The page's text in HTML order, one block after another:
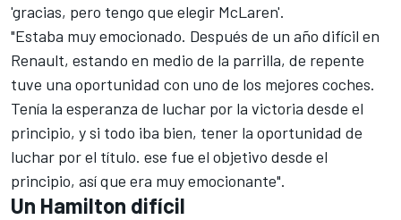
'gracias, pero tengo que elegir McLaren'.
"Estaba muy emocionado. Después de un año difícil en
Renault, estando en medio de la parrilla, de repente
tuve una oportunidad con uno de los mejores coches.
Tenía la esperanza de luchar por la victoria desde el
principio, y si todo iba bien, tener la oportunidad de
luchar por el título. ese fue el objetivo desde el
principio, así que era muy emocionante".
Un Hamilton difícil